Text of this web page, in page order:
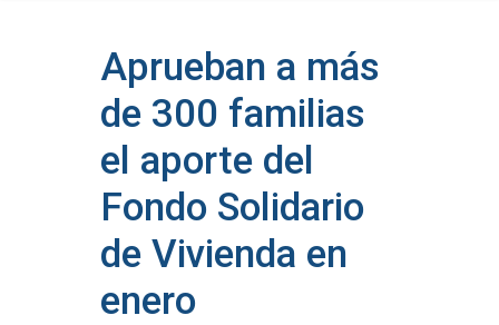
Aprueban a más
de 300 familias
el aporte del
Fondo Solidario
de Vivienda en
enero